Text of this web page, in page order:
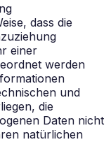
dass die
einer
werden
und
die
Daten nicht
natürlichen